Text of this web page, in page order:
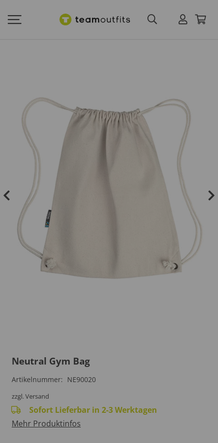
Neutral Gym Bag
Artikelnummer: NE90020
zzgl. Versand
Sofort Lieferbar in 2-3 Werktagen
Mehr Produktinfos